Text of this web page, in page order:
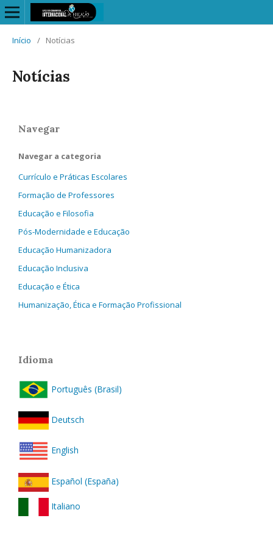
Início / Notícias
Notícias
Navegar
Navegar a categoria
Currículo e Práticas Escolares
Formação de Professores
Educação e Filosofia
Pós-Modernidade e Educação
Educação Humanizadora
Educação Inclusiva
Educação e Ética
Humanização, Ética e Formação Profissional
Idioma
Português (Brasil)
Deutsch
English
Español (España)
Italiano